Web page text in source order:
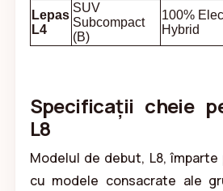
Lepas
L4
SUV
Subcompact
(B)
100%
Hybrid
Specificații cheie
L8
Modelul de debut, L8,
cu modele consacrate ale